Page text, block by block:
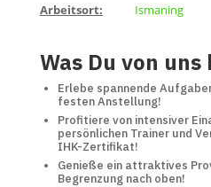
Arbeitsort: Ismaning
Was Du von uns
Erlebe spannende
festen Anstellung!
Profitiere von intensiver
persönlichen Trainer und
IHK-Zertifikat!
Genieße ein attraktives
Begrenzung nach oben!